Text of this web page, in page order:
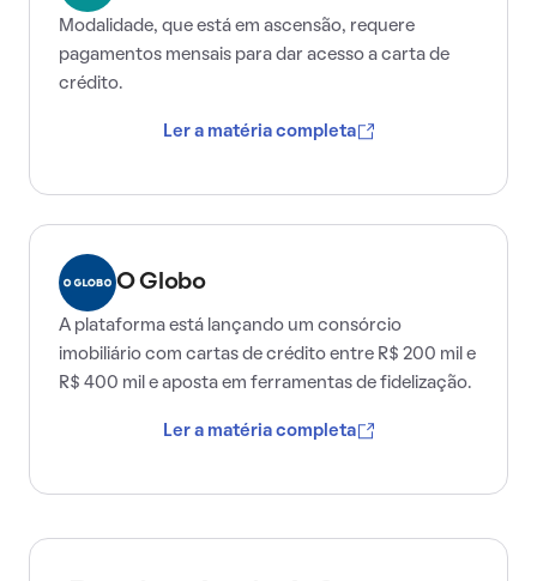
Modalidade, que está em ascensão, requere
pagamentos mensais para dar acesso a carta de
crédito.
Ler a matéria completa
O Globo
A plataforma está lançando um consórcio
imobiliário com cartas de crédito entre R$ 200 mil e
R$ 400 mil e aposta em ferramentas de fidelização.
Ler a matéria completa